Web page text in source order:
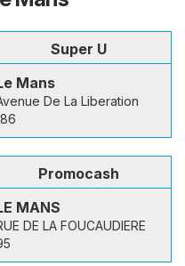
Super U
Mans
De La Liberation
Promocash
MANS
DE LA FOUCAUDIERE